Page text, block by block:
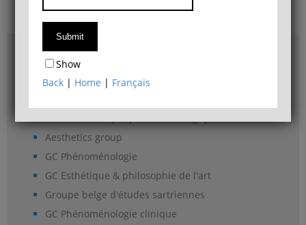
Access & maps
Philosophy Department Library
Aesthetics group
GC Phénoménologie
GC Esthétique & philosophie de l'art
Groupe belge d'études sartriennes
GC Phénoménologie clinique
Show
Back | Home | Français